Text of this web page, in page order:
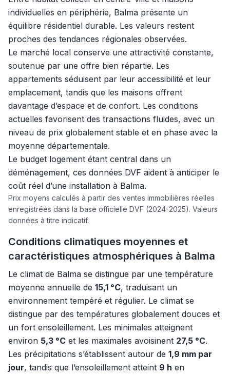
individuelles en périphérie, Balma présente un
équilibre résidentiel durable. Les valeurs restent
proches des tendances régionales observées.
Le marché local conserve une attractivité constante,
soutenue par une offre bien répartie. Les
appartements séduisent par leur accessibilité et leur
emplacement, tandis que les maisons offrent
davantage d’espace et de confort. Les conditions
actuelles favorisent des transactions fluides, avec un
niveau de prix globalement stable et en phase avec la
moyenne départementale.
Le budget logement étant central dans un
déménagement, ces données DVF aident à anticiper le
coût réel d’une installation à Balma.
Prix moyens calculés à partir des ventes immobilières réelles
enregistrées dans la base officielle DVF (2024-2025). Valeurs
données à titre indicatif.
Conditions climatiques moyennes et
caractéristiques atmosphériques à Balma
Le climat de Balma se distingue par une température
moyenne annuelle de 15,1 °C, traduisant un
environnement tempéré et régulier. Le climat se
distingue par des températures globalement douces et
un fort ensoleillement. Les minimales atteignent
environ 5,3 °C et les maximales avoisinent 27,5 °C.
Les précipitations s’établissent autour de 1,9 mm par
jour, tandis que l’ensoleillement atteint 9 h en